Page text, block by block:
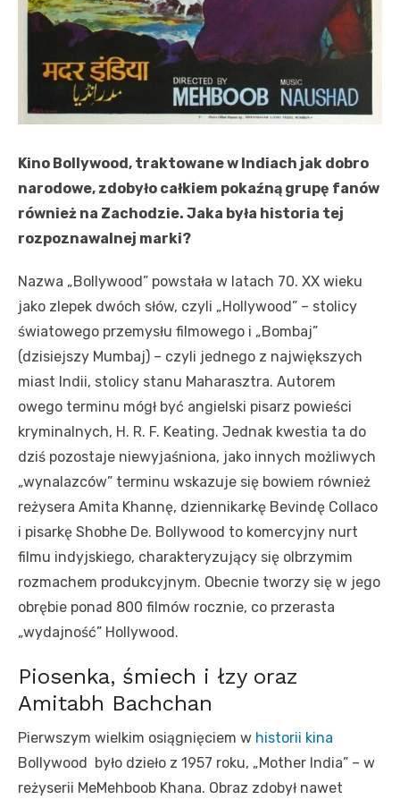
Kino Bollywood, traktowane w Indiach jak dobro
narodowe, zdobyło całkiem pokaźną grupę fanów
również na Zachodzie. Jaka była historia tej
rozpoznawalnej marki?
Nazwa „Bollywood” powstała w latach 70. XX wieku
jako zlepek dwóch słów, czyli „Hollywood” – stolicy
światowego przemysłu filmowego i „Bombaj”
(dzisiejszy Mumbaj) – czyli jednego z największych
miast Indii, stolicy stanu Maharasztra. Autorem
owego terminu mógł być angielski pisarz powieści
kryminalnych, H. R. F. Keating. Jednak kwestia ta do
dziś pozostaje niewyjaśniona, jako innych możliwych
„wynalazców” terminu wskazuje się bowiem również
reżysera Amita Khannę, dziennikarkę Bevindę Collaco
i pisarkę Shobhe De. Bollywood to komercyjny nurt
filmu indyjskiego, charakteryzujący się olbrzymim
rozmachem produkcyjnym. Obecnie tworzy się w jego
obrębie ponad 800 filmów rocznie, co przerasta
„wydajność” Hollywood.
Piosenka, śmiech i łzy oraz
Amitabh Bachchan
Pierwszym wielkim osiągnięciem w historii kina
Bollywood było dzieło z 1957 roku, „Mother India” – w
reżyserii MeMehboob Khana. Obraz zdobył nawet